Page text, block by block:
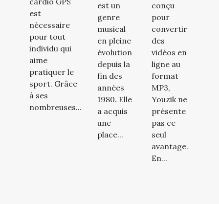
est
nécessaire
pour tout
individu qui
aime
pratiquer le
sport. Grâce
à ses
nombreuses...
est un
genre
musical
en pleine
évolution
depuis la
fin des
années
1980. Elle
a acquis
une
place...
conçu
pour
convertir
des
vidéos en
ligne au
format
MP3,
Youzik ne
présente
pas ce
seul
avantage.
En...